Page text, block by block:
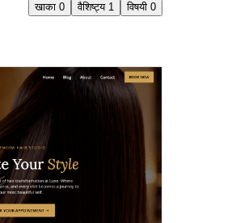
खाका 0 वैशिष्ट्य 1 विषयी 0